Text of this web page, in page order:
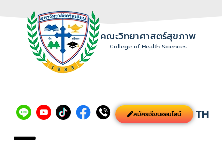
คณะวิทยาศาสตร์สุขภาพ
College of Health Sciences
สมัครเรียนออนไลน์ TH